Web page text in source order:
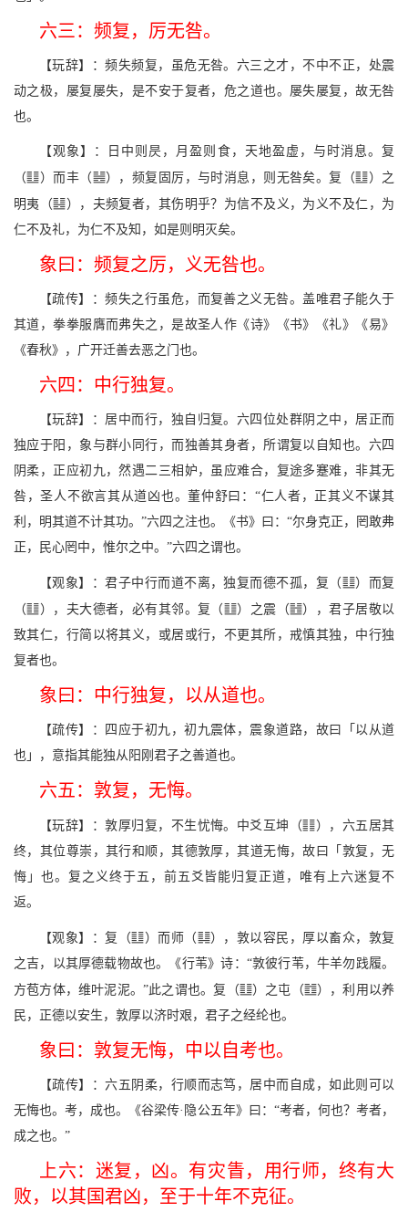
六三：频复，厉无咎。
【玩辞】：频失频复，虽危无咎。六三之才，不中不正，处震
动之极，屡复屡失，是不安于复者，危之道也。屡失屡复，故无咎
也。
【观象】：日中则昃，月盈则食，天地盈虚，与时消息。复
（v）而丰（Z），频复固厉，与时消息，则无咎矣。复（v）之
明夷（Y），夫频复者，其伤明乎？为信不及义，为义不及仁，为
仁不及礼，为仁不及知，如是则明灭矣。
象曰：频复之厉，义无咎也。
【疏传】：频失之行虽危，而复善之义无咎。盖唯君子能久于
其道，拳拳服膺而弗失之，是故圣人作《诗》《书》《礼》《易》
《春秋》，广开迁善去恶之门也。
六四：中行独复。
【玩辞】：居中而行，独自归复。六四位处群阴之中，居正而
独应于阳，象与群小同行，而独善其身者，所谓复以自知也。六四
阴柔，正应初九，然遇二三相妒，虽应难合，复途多蹇难，非其无
咎，圣人不欲言其从道凶也。董仲舒曰：“仁人者，正其义不谋其
利，明其道不计其功。”六四之注也。《书》曰：“尔身克正，罔敢弗
正，民心罔中，惟尔之中。”六四之谓也。
【观象】：君子中行而道不离，独复而德不孤，复（v）而复
（v），夫大德者，必有其邻。复（v）之震（L），君子居敬以
致其仁，行简以将其义，或居或行，不更其所，戒慎其独，中行独
复者也。
象曰：中行独复，以从道也。
【疏传】：四应于初九，初九震体，震象道路，故曰「以从道
也」，意指其能独从阳刚君子之善道也。
六五：敦复，无悔。
【玩辞】：敦厚归复，不生忧悔。中爻互坤（w），六五居其
终，其位尊崇，其行和顺，其德敦厚，其道无悔，故曰「敦复，无
悔」也。复之义终于五，前五爻皆能归复正道，唯有上六迷复不
返。
【观象】：复（v）而师（u），敦以容民，厚以畜众，敦复
之吉，以其厚德载物故也。《行苇》诗：“敦彼行苇，牛羊勿践履。
方苞方体，维叶泥泥。”此之谓也。复（v）之屯（e），利用以养
民，正德以安生，敦厚以济时艰，君子之经纶也。
象曰：敦复无悔，中以自考也。
【疏传】：六五阴柔，行顺而志笃，居中而自成，如此则可以
无悔也。考，成也。《谷梁传·隐公五年》曰：“考者，何也？考者，
成之也。”
上六：迷复，凶。有灾眚，用行师，终有大
败，以其国君凶，至于十年不克征。